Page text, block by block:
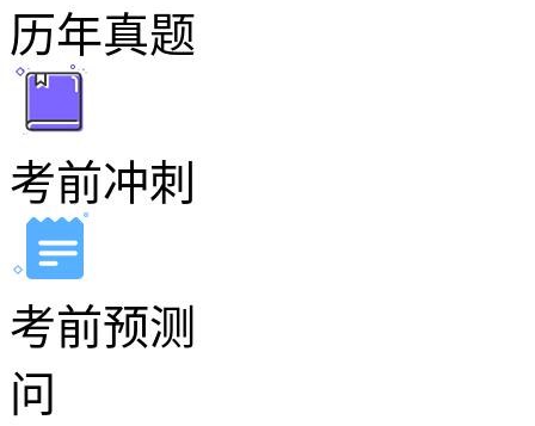
历年真题
考前冲刺
考前预测
问